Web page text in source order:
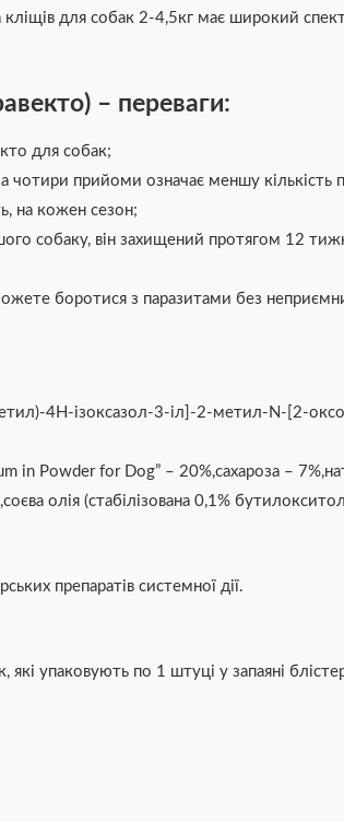
для собак 2-4,5кг має широкий
– переваги:
для собак;
чотири прийоми означає меншу кількість
на кожен сезон;
собаку, він захищений протягом 12
боротися з паразитами без
4Н-ізоксазол-3-іл]-2-метил-N-[2-
in Powder for Dog” – 20%,сахароза –
олія (стабілізована 0,1%
препаратів системної дії.
упаковують по 1 штуці у запаяні